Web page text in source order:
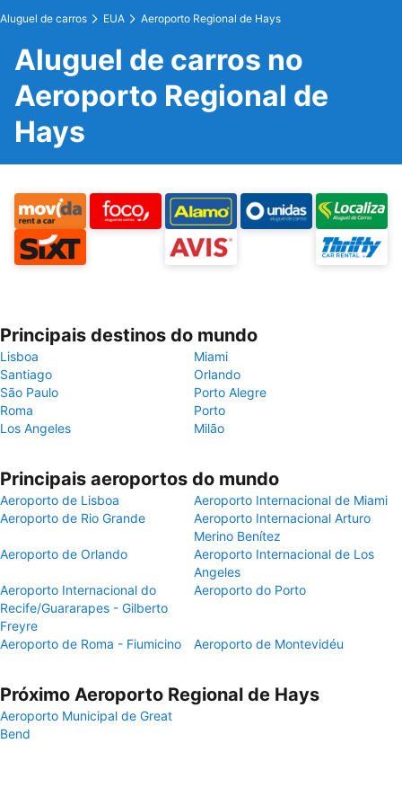
Aluguel de carros EUA Aeroporto Regional de Hays
Aluguel de carros no
Aeroporto Regional de
Hays
Principais destinos do mundo
Lisboa
Miami
Santiago
Orlando
São Paulo
Porto Alegre
Roma
Porto
Los Angeles
Milão
Principais aeroportos do mundo
Aeroporto de Lisboa
Aeroporto Internacional de Miami
Aeroporto de Rio Grande
Aeroporto Internacional Arturo
Merino Benítez
Aeroporto de Orlando
Aeroporto Internacional de Los
Angeles
Aeroporto Internacional do
Recife/Guararapes - Gilberto
Freyre
Aeroporto do Porto
Aeroporto de Roma - Fiumicino Aeroporto de Montevidéu
Próximo Aeroporto Regional de Hays
Aeroporto Municipal de Great
Bend